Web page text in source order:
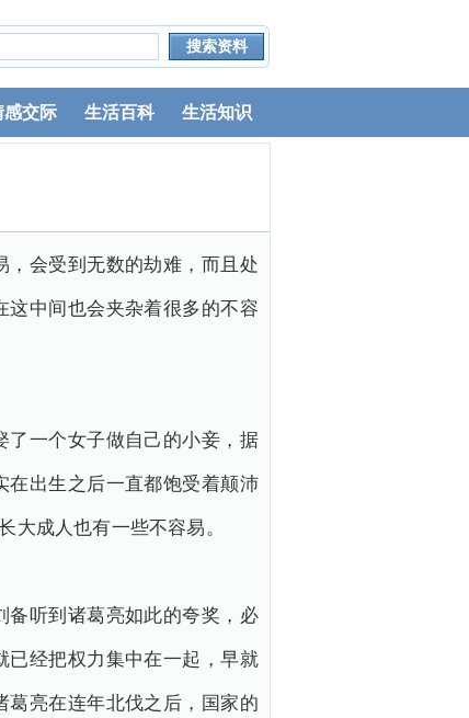
感交际 生活百科 生活知识
会受到无数的劫难，而且处
中间也会夹杂着很多的不容
了一个女子做自己的小妾，据
在出生之后一直都饱受着颠沛
大成人也有一些不容易。
备听到诸葛亮如此的夸奖，必
已经把权力集中在一起，早就
葛亮在连年北伐之后，国家的